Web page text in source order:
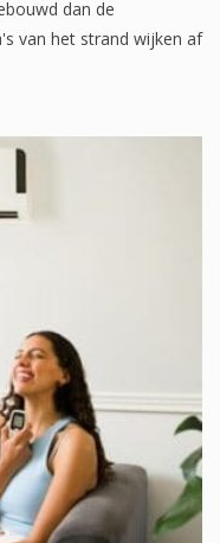
dan de
van het strand wijken af